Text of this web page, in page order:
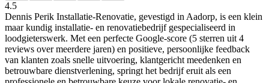
4.5
Dennis Perik Installatie‑Renovatie, gevestigd in Aadorp, is een klein
maar kundig installatie- en renovatiebedrijf gespecialiseerd in
loodgieterswerk. Met een perfecte Google‑score (5 sterren uit 4
reviews over meerdere jaren) en positieve, persoonlijke feedback
van klanten zoals snelle uitvoering, klantgericht meedenken en
betrouwbare dienstverlening, springt het bedrijf eruit als een